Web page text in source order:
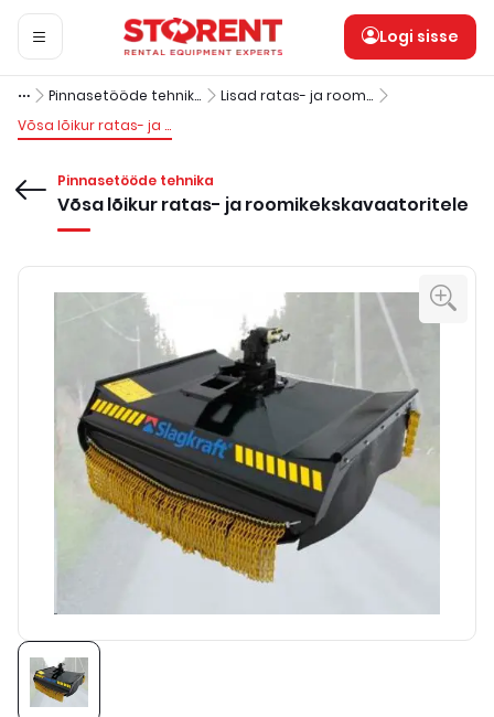
Logi sisse
Pinnasetööde tehnika
Lisad ratas- ja roomikekskavaatoritele
Võsa lõikur ratas- ja roomikekskavaatoritele
Pinnasetööde tehnika
Võsa lõikur ratas- ja roomikekskavaatoritele